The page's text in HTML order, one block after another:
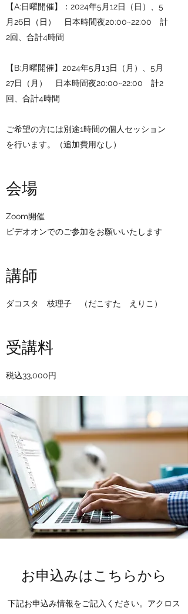
【A:日曜開催】：2024年5月12日（日）、5
月26日（日） 日本時間夜20:00~22:00 計
2回、合計4時間
【B:月曜開催】2024年5月13日（月）、5月
27日（月） 日本時間夜20:00~22:00 計2
回、合計4時間
​ご希望の方には別途1時間の個人セッション
を行います。（追加費用なし）
会場
Zoom開催
ビデオオンでのご参加をお願いいたします
講師
ダコスタ 枝理子 （だこすた えりこ）
受講料
税込33,000円
お申込みはこちらから
下記お申込み情報をご記入ください。アクロス